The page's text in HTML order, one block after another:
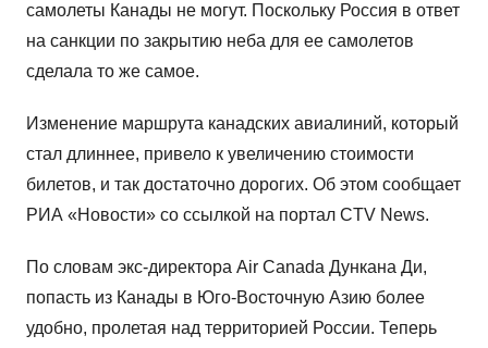
самолеты Канады не могут. Поскольку Россия в ответ
на санкции по закрытию неба для ее самолетов
сделала то же самое.
Изменение маршрута канадских авиалиний, который
стал длиннее, привело к увеличению стоимости
билетов, и так достаточно дорогих. Об этом сообщает
РИА «Новости» со ссылкой на портал CTV News.
По словам экс-директора Air Canada Дункана Ди,
попасть из Канады в Юго-Восточную Азию более
удобно, пролетая над территорией России. Теперь